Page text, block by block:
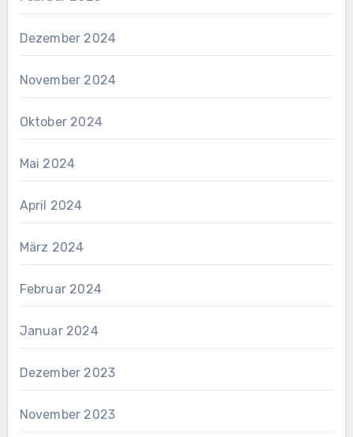
Dezember 2024
November 2024
Oktober 2024
Mai 2024
April 2024
März 2024
Februar 2024
Januar 2024
Dezember 2023
November 2023